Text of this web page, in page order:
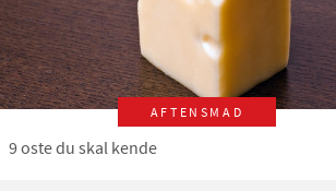
AFTENSMAD
9 oste du skal kende